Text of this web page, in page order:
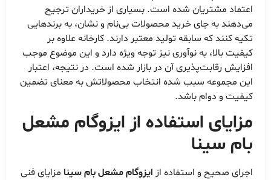
اعتماد مشتریان شده است. بسیاری از خریداران ترجیح
می‌دهند به جای خرید محصولات بی‌نام و نشان، به برندهایی
تکیه کنند که سابقه تولید معتبر دارند. کارخانه علاوه بر
کیفیت بالا، به نوآوری نیز توجه ویژه دارد و این موضوع موجب
افزایش رقابت‌پذیری آن در بازار شده است. در نتیجه، اعتبار
این مجموعه سبب شده انتخاب محصولاتش به معنای تضمین
کیفیت و دوام باشد.
مزایای استفاده ازایزوگام مشعل
بام سینا
اجرای صحیح و استفاده از ایزوگام مشعل بام سینا مزایای فنی